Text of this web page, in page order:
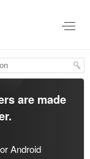
are made
.
Android